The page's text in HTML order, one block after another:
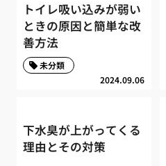
トイレ吸い込みが弱い
ときの原因と簡単な改
善方法
2024.09.06
未分類
下水臭が上がってくる
理由とその対策